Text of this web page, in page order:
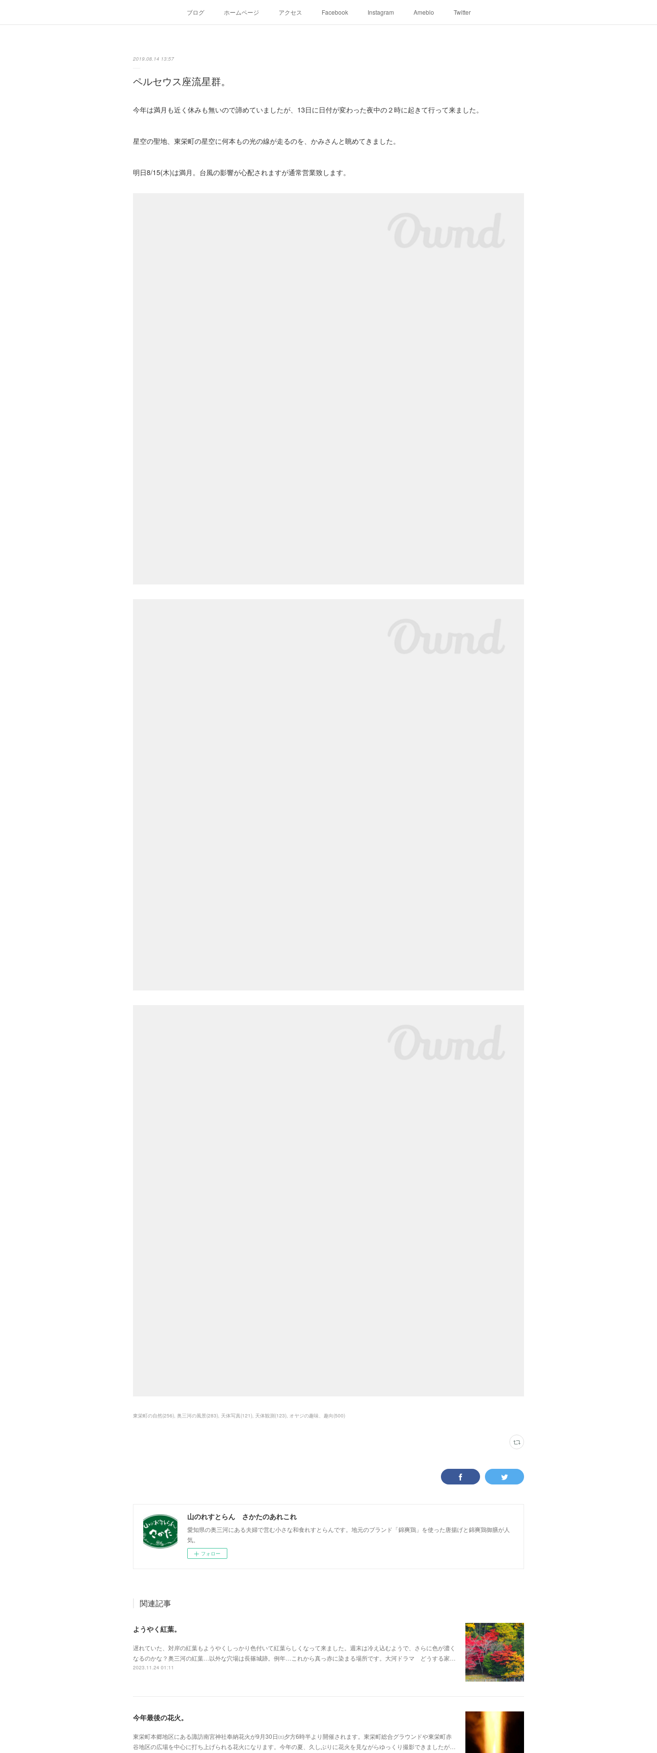
ブログ ホームページ アクセス Facebook Instagram Ameblo Twitter
2019.08.14 13:57
ペルセウス座流星群。
今年は満月も近く休みも無いので諦めていましたが、13日に日付が変わった夜中の２時に起きて行って来ました。
星空の聖地、東栄町の星空に何本もの光の線が走るのを、かみさんと眺めてきました。
明日8/15(木)は満月。台風の影響が心配されますが通常営業致します。
東栄町の自然(256) 奥三河の風景(283) 天体写真(121) 天体観測(123) オヤジの趣味、趣向(500)
山のれすとらん さかたのあれこれ
愛知県の奥三河にある夫婦で営む小さな和食れすとらんです。地元のブランド「錦爽鶏」を使った唐揚げと錦爽鶏御膳が人
気。
フォロー
関連記事
ようやく紅葉。
遅れていた、対岸の紅葉もようやくしっかり色付いて紅葉らしくなって来ました。週末は冷え込むようで、さらに色が濃く
なるのかな？奥三河の紅葉…以外な穴場は長篠城跡。例年…これから真っ赤に染まる場所です。大河ドラマ どうする家…
2023.11.24 01:11
今年最後の花火。
東栄町本郷地区にある諏訪南宮神社奉納花火が9月30日㈯夕方6時半より開催されます。東栄町総合グラウンドや東栄町赤
谷地区の広場を中心に打ち上げられる花火になります。今年の夏、久しぶりに花火を見ながらゆっくり撮影できましたが…